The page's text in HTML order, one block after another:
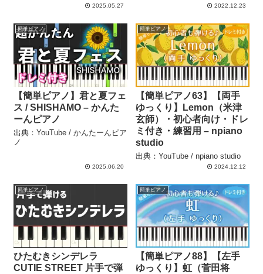
2025.05.27 2022.12.23
簡単ピアノ
【簡単ピアノ】君と夏フェ
ス / SHISHAMO – かんた
ーんピアノ
出典：YouTube / かんたーんピア
ノ
2025.06.20
簡単ピアノ
【簡単ピアノ63】【両手
ゆっくり】Lemon（米津
玄師）・初心者向け・ドレ
ミ付き・練習用 – npiano
studio
出典：YouTube / npiano studio
2024.12.12
簡単ピアノ
ひたむきシンデレラ
CUTIE STREET 片手で弾
簡単ピアノ
【簡単ピアノ88】【左手
ゆっくり】虹（菅田将